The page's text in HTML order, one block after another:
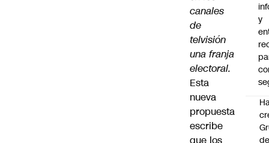
canales
de
telvisión
una franja
electoral.
Esta
nueva
propuesta
escribe
que los
y
de